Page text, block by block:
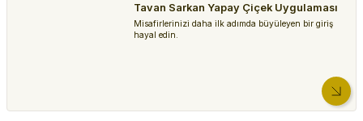
Tavan Sarkan Yapay Çiçek Uygulaması
Misafirlerinizi daha ilk adımda büyüleyen bir giriş
hayal edin.